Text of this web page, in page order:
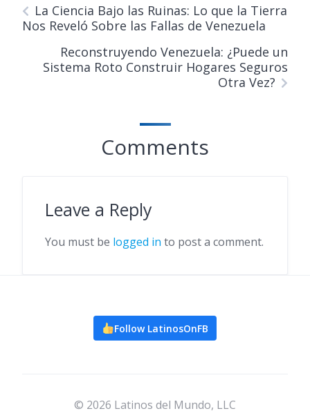
La Ciencia Bajo las Ruinas: Lo que la Tierra
Nos Reveló Sobre las Fallas de Venezuela
Reconstruyendo Venezuela: ¿Puede un
Sistema Roto Construir Hogares Seguros
Otra Vez?
Comments
Leave a Reply
You must be logged in to post a comment.
Follow LatinosOnFB
© 2026 Latinos del Mundo, LLC